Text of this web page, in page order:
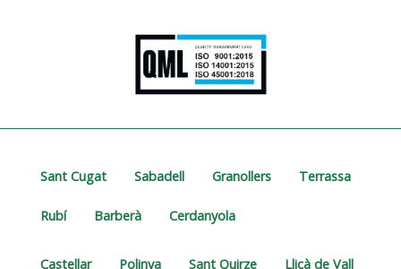
Sant Cugat Sabadell Granollers Terrassa
Rubí Barberà Cerdanyola
Castellar Polinya Sant Quirze Lliçà de Vall